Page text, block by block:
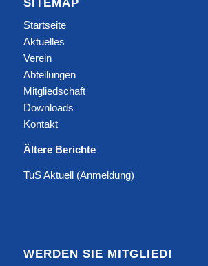
Startseite
Aktuelles
Verein
Abteilungen
Mitgliedschaft
Downloads
Kontakt
Ältere Berichte
TuS Aktuell (Anmeldung)
WERDEN SIE MITGLIED!